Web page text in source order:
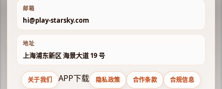
邮箱
hi@play-starsky.com
地址
上海浦东新区 海景大道 19 号
关于我们 APP下载 隐私政策 合作条款 合规信息